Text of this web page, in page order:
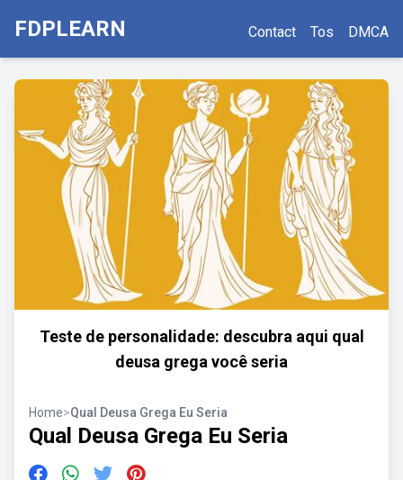
FDPLEARN Contact Tos DMCA
Teste de personalidade: descubra aqui qual
deusa grega você seria
Home>Qual Deusa Grega Eu Seria
Qual Deusa Grega Eu Seria